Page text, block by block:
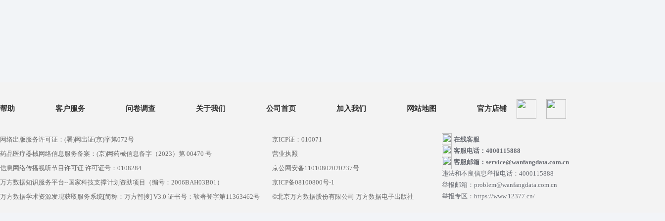
帮助 客户服务 问卷调查 关于我们 公司首页 加入我们 网站地图 官方店铺
网络出版服务许可证：(署)网出证(京)字第072号
药品医疗器械网络信息服务备案：(京)网药械信息备字（2023）第 00470 号
信息网络传播视听节目许可证 许可证号：0108284
万方数据知识服务平台--国家科技支撑计划资助项目（编号：2006BAH03B01）
万方数据学术资源发现获取服务系统[简称：万方智搜] V3.0 证书号：软著登字第11363462号
京ICP证：010071
营业执照
京公网安备11010802020237号
京ICP备08100800号-1
©北京万方数据股份有限公司 万方数据电子出版社
在线客服
客服电话：4000115888
客服邮箱：service@wanfangdata.com.cn
违法和不良信息举报电话：4000115888
举报邮箱：problem@wanfangdata.com.cn
举报专区：https://www.12377.cn/